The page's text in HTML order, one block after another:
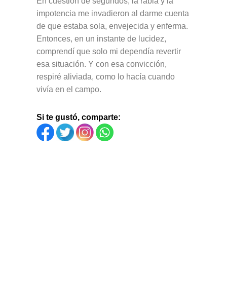
impotencia me invadieron al darme cuenta
de que estaba sola, envejecida y enferma.
Entonces, en un instante de lucidez,
comprendí que solo mi dependía revertir
esa situación. Y con esa convicción,
respiré aliviada, como lo hacía cuando
vivía en el campo.
Si te gustó, comparte: